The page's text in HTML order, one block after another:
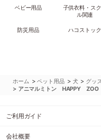
ベビー用品
子供衣料・ス
ル関連
防災用品 ハコストック
ホーム >ペット用品 > 犬 > グッ
> アニマルミトン HAPPY
ご利用ガイド
会社概要